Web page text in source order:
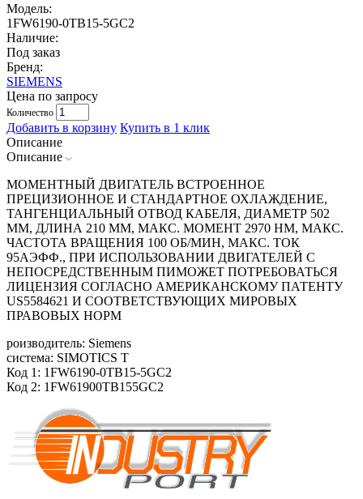
Модель:
1FW6190-0TB15-5GC2
Наличие:
Под заказ
Бренд:
SIEMENS
Цена по запросу
Количество
Добавить в корзину Купить в 1 клик
Описание
Описание
МОМЕНТНЫЙ ДВИГАТЕЛЬ ВСТРОЕННОЕ
ПРЕЦИЗИОННОЕ И СТАНДАРТНОЕ ОХЛАЖДЕНИЕ,
ТАНГЕНЦИАЛЬНЫЙ ОТВОД КАБЕЛЯ, ДИАМЕТР 502
ММ, ДЛИНА 210 ММ, МАКС. МОМЕНТ 2970 HM, МАКС.
ЧАСТОТА ВРАЩЕНИЯ 100 ОБ/MИН, МАКС. ТОК
95АЭФФ., ПРИ ИСПОЛЬЗОВАНИИ ДВИГАТЕЛЕЙ С
НЕПОСРЕДСТВЕННЫМ ПИМОЖЕТ ПОТРЕБОВАТЬСЯ
ЛИЦЕНЗИЯ СОГЛАСНО АМЕРИКАНСКОМУ ПАТЕНТУ
US5584621 И СООТВЕТСТВУЮЩИХ МИРОВЫХ
ПРАВОВЫХ НОРМ
роизводитель: Siemens
система: SIMOTICS T
Код 1: 1FW6190-0TB15-5GC2
Код 2: 1FW61900TB155GC2